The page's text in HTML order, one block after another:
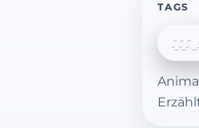
TAGS